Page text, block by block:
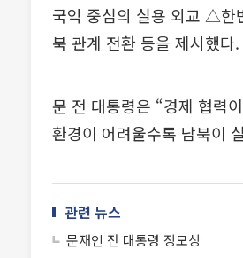
국익 중심의 실용 외교 △한
북 관계 전환 등을 제시했다.
문 전 대통령은 “경제 협력
환경이 어려울수록 남북이
관련 뉴스
문재인 전 대통령 장모상